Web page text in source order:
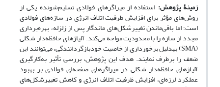
زمینۀ پژوهش: استفاده از میراگرهای فولادی تسلیم‌شونده یکی از
روش‌های مؤثر برای افزایش ظرفیت اتلاف انرژی در سازه‌های فولادی
است؛ اما باقی‌ماندن تغییرشکل‌های ماندگار پس از زلزله، بهره‌برداری
مجدد از سازه را با محدودیت مواجه می‌کند. آلیاژهای حافظه‌دار شکلی
(SMA) به‎دلیل برخورداری از خاصیت خودبازگردانندگی، می‌توانند این
ضعف را برطرف نمایند. هدف این پژوهش، بررسی تأثیر به‌کارگیری
آلیاژهای حافظه‌دار شکلی در میراگرهای صفحه‌ای فولادی بر بهبود
عملکرد لرزه‌ای، افزایش ظرفیت اتلاف انرژی و کاهش تغییرشکل‌های